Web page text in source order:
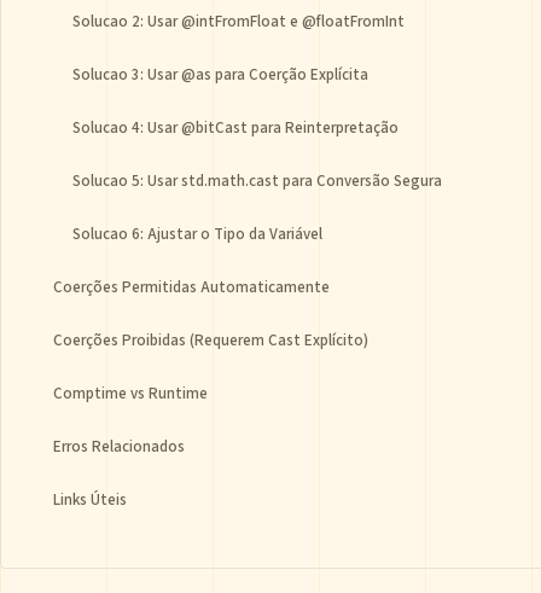
Solucao 2: Usar @intFromFloat e @floatFromInt
Solucao 3: Usar @as para Coerção Explícita
Solucao 4: Usar @bitCast para Reinterpretação
Solucao 5: Usar std.math.cast para Conversão Segura
Solucao 6: Ajustar o Tipo da Variável
Coerções Permitidas Automaticamente
Coerções Proibidas (Requerem Cast Explícito)
Comptime vs Runtime
Erros Relacionados
Links Úteis